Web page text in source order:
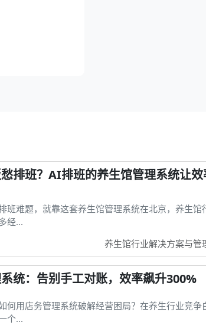
排班？AI排班的养生馆管理系统让
班难题，就靠这套养生馆管理系统在北京，养生馆
经...
养生馆行业解决方案与管
统：告别手工对账，效率飙升300%
何用店务管理系统破解经营困局？在养生行业竞争
个...